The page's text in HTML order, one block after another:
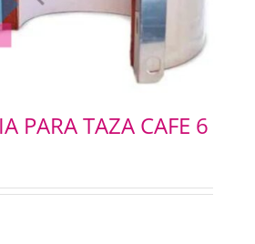
PARA TAZA CAFE 6